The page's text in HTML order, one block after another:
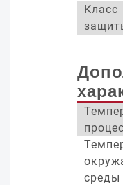
Класс
среды